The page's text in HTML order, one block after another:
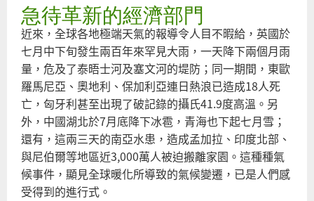
急待革新的經濟部門
近來，全球各地極端天氣的報導令人目不暇給，英國於
七月中下旬發生兩百年來罕見大雨，一天降下兩個月雨
量，危及了泰晤士河及塞文河的堤防；同一期間，東歐
羅馬尼亞、奧地利、保加利亞連日熱浪已造成18人死
亡，匈牙利甚至出現了破記錄的攝氏41.9度高溫。另
外，中國湖北於7月底降下冰雹，青海也下起七月雪；
還有，這兩三天的南亞水患，造成孟加拉、印度北部、
與尼伯爾等地區近3,000萬人被迫搬離家園。這種種氣
候事件，顯見全球暖化所導致的氣候變遷，已是人們感
受得到的進行式。